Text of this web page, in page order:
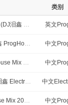
类别
[DJ0857独家] 128 - Ijiigee Gomdooh Uchirgui (DJ泪鑫 ProgHouse Mix 2026 方言男) 英文
[DJ0857独家] 买辣椒也用卷 - 第三人称 (DJ泪鑫 ProgHouse Mix 2026 国语女) 中文
[DJ0857独家] 刘瑞琦 - 来不及 (DJ泪鑫 ProgHouse Mix 2026 国语女) 中文
[DJ0857独家] 喻筱博 - 有一种爱叫做放手 (DJ泪鑫 Electro Mix 2026 国语女) 中文
[DJ0857独家] 容祖儿 - 续集 (DJ泪鑫 ProgHouse Mix 2026 粤语女) 中文